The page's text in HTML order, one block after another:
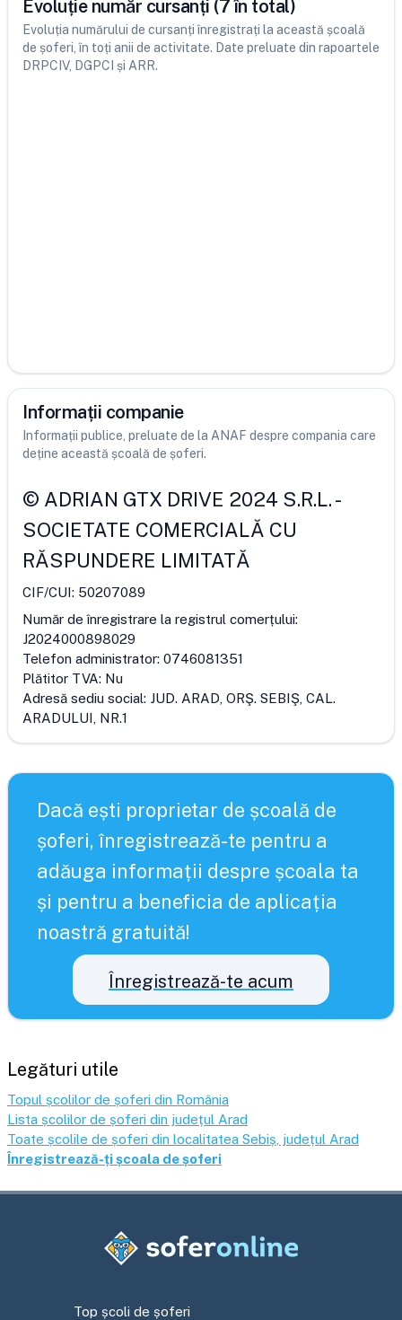
Evoluție număr cursanți (7 în total)
Evoluția numărului de cursanți înregistrați la această școală
de șoferi, în toți anii de activitate. Date preluate din rapoartele
DRPCIV, DGPCI și ARR.
Informații companie
Informații publice, preluate de la ANAF despre compania care
deține această școală de șoferi.
© ADRIAN GTX DRIVE 2024 S.R.L.-
SOCIETATE COMERCIALĂ CU
RĂSPUNDERE LIMITATĂ
CIF/CUI: 50207089
Număr de înregistrare la registrul comerțului:
J2024000898029
Telefon administrator: 0746081351
Plătitor TVA: Nu
Adresă sediu social: JUD. ARAD, ORŞ. SEBIŞ, CAL.
ARADULUI, NR.1
Dacă ești proprietar de școală de
șoferi, înregistrează-te pentru a
adăuga informații despre școala ta
și pentru a beneficia de aplicația
noastră gratuită!
Înregistrează-te acum
Legături utile
Topul școlilor de șoferi din România
Lista școlilor de șoferi din județul Arad
Toate școlile de șoferi din localitatea Sebiș , județul Arad
Înregistrează-ți școala de șoferi
Top școli de șoferi